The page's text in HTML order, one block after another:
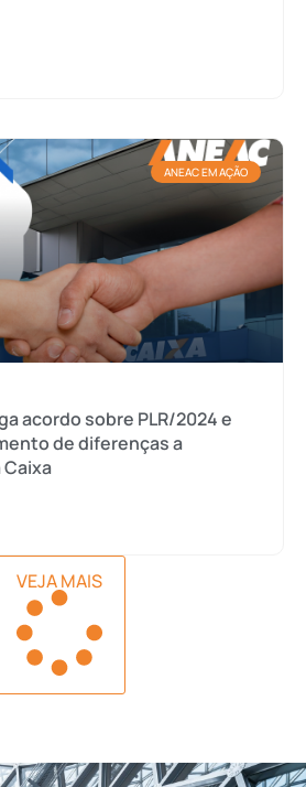
ANEAC EM AÇÃO
acordo sobre PLR/2024 e
de diferenças a
VEJA MAIS